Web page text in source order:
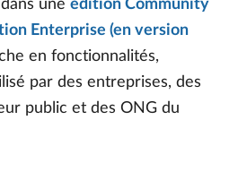
une édition Community
Enterprise (en version
en fonctionnalités,
par des entreprises, des
public et des ONG du